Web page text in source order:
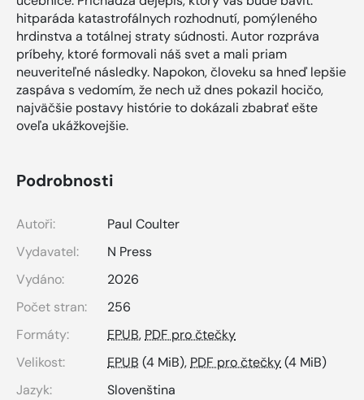
hitparáda katastrofálnych rozhodnutí, pomýleného
hrdinstva a totálnej straty súdnosti. Autor rozpráva
príbehy, ktoré formovali náš svet a mali priam
neuveriteľné následky. Napokon, človeku sa hneď lepšie
zaspáva s vedomím, že nech už dnes pokazil hocičo,
najväčšie postavy histórie to dokázali zbabrať ešte
oveľa ukážkovejšie.
Podrobnosti
Autoři:
Paul Coulter
Vydavatel:
N Press
Vydáno:
2026
Počet stran:
256
Formáty:
EPUB, PDF pro čtečky
Velikost:
EPUB (4 MiB), PDF pro čtečky(4 MiB)
Jazyk:
Slovenština